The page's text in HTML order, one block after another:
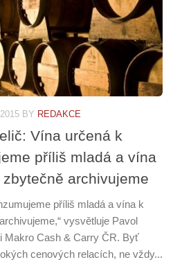
BY REDAKCE
Vína určená k
příliš mladá a vína
archivujeme
příliš mladá a vína k
vysvětluje Pavol
Makro Cash & Carry ČR. Byť
cenových relacích, ne vždy...